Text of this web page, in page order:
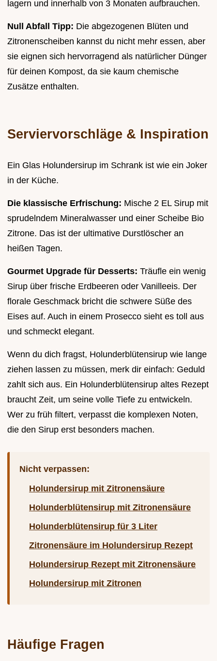
lagern und innerhalb von 3 Monaten aufbrauchen.
Null Abfall Tipp: Die abgezogenen Blüten und
Zitronenscheiben kannst du nicht mehr essen, aber
sie eignen sich hervorragend als natürlicher Dünger
für deinen Kompost, da sie kaum chemische
Zusätze enthalten.
Serviervorschläge & Inspiration
Ein Glas Holundersirup im Schrank ist wie ein Joker
in der Küche.
Die klassische Erfrischung: Mische 2 EL Sirup mit
sprudelndem Mineralwasser und einer Scheibe Bio
Zitrone. Das ist der ultimative Durstlöscher an
heißen Tagen.
Gourmet Upgrade für Desserts: Träufle ein wenig
Sirup über frische Erdbeeren oder Vanilleeis. Der
florale Geschmack bricht die schwere Süße des
Eises auf. Auch in einem Prosecco sieht es toll aus
und schmeckt elegant.
Wenn du dich fragst, Holunderblütensirup wie lange
ziehen lassen zu müssen, merk dir einfach: Geduld
zahlt sich aus. Ein Holunderblütensirup altes Rezept
braucht Zeit, um seine volle Tiefe zu entwickeln.
Wer zu früh filtert, verpasst die komplexen Noten,
die den Sirup erst besonders machen.
Nicht verpassen:
Holundersirup mit Zitronensäure
Holunderblütensirup mit Zitronensäure
Holunderblütensirup für 3 Liter
Zitronensäure im Holundersirup Rezept
Holundersirup Rezept mit Zitronensäure
Holundersirup mit Zitronen
Häufige Fragen